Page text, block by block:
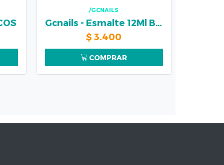
/GCNAILS
Gcnails - Esmalte 12Ml Bel Color #131
$3.400
COMPRAR